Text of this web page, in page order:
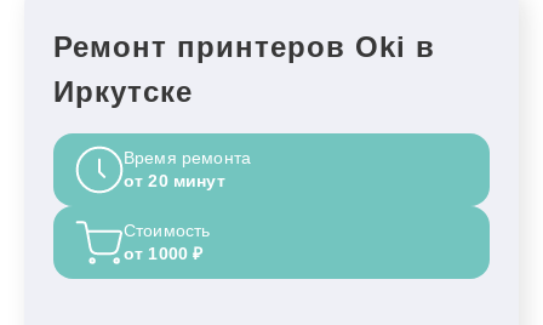
Ремонт принтеров Oki в
Иркутске
Время ремонта
от 20 минут
Стоимость
от 1000 ₽